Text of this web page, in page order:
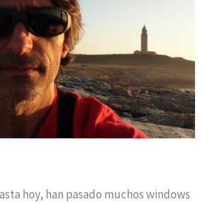
hoy, han pasado muchos windows